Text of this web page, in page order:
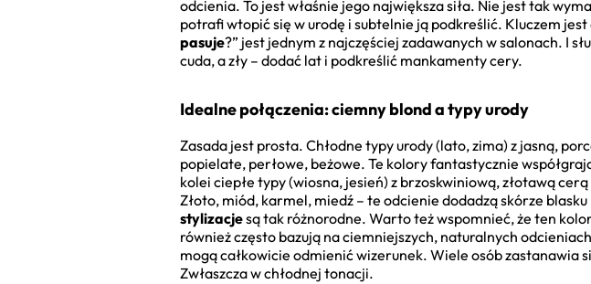
odcienia. To jest właśnie jego największa siła. Nie jest tak
potrafi wtopić się w urodę i subtelnie ją podkreślić. Kluczem
pasuje?” jest jednym z najczęściej zadawanych w salonach. I
cuda, a zły – dodać lat i podkreślić mankamenty cery.
Idealne połączenia: ciemny blond a typy urody
Zasada jest prosta. Chłodne typy urody (lato, zima) z jasną,
popielate, perłowe, beżowe. Te kolory fantastycznie
kolei ciepłe typy (wiosna, jesień) z brzoskwiniową, złotawą
Złoto, miód, karmel, miedź – te odcienie dodadzą skórze blasku
stylizacjesą tak różnorodne. Warto też wspomnieć, że ten
również często bazują na ciemniejszych, naturalnych
mogą całkowicie odmienić wizerunek. Wiele osób zastanawia
Zwłaszcza w chłodnej tonacji.